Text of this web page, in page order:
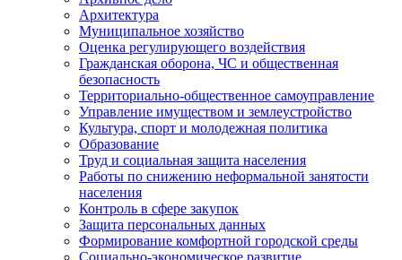
Архитектура
Муниципальное хозяйство
Оценка регулирующего воздействия
Гражданская оборона, ЧС и общественная
безопасность
Территориально-общественное самоуправление
Управление имуществом и землеустройство
Культура, спорт и молодежная политика
Образование
Труд и социальная защита населения
Работы по снижению неформальной занятости
населения
Контроль в сфере закупок
Защита персональных данных
Формирование комфортной городской среды